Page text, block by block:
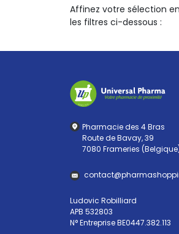
Affinez votre sélection
les filtres ci-dessous :
Pharmacie des 4 Bras
Route de Bavay, 39
7080 Frameries
contact@pharma
Ludovic Robilliard
APB 532803
N° Entreprise BE0447.382.113